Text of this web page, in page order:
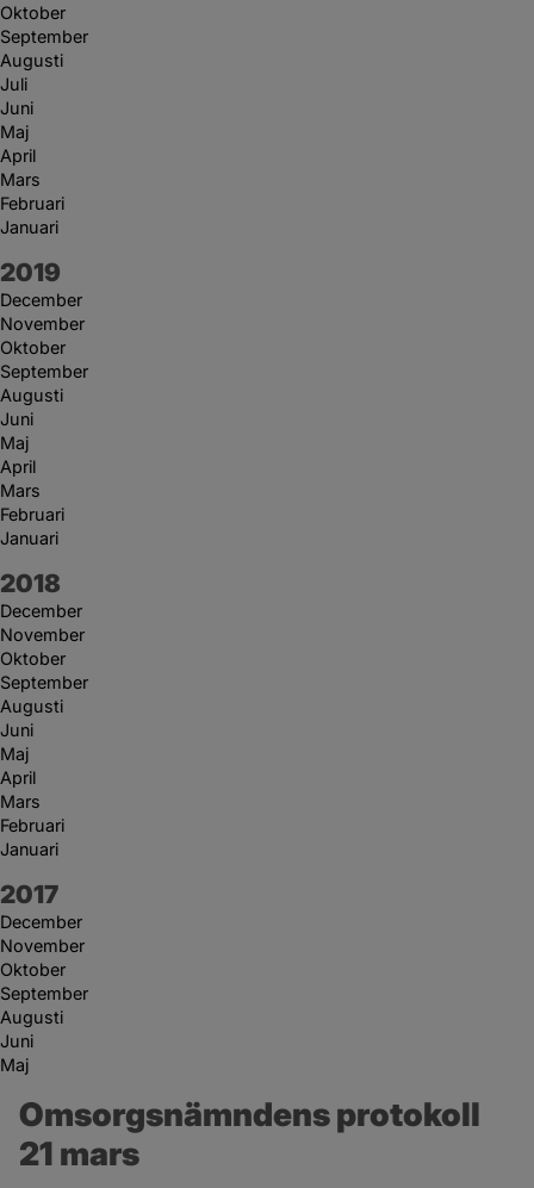
Oktober
September
Augusti
Juli
Juni
Maj
April
Mars
Februari
Januari
År:
2019
December
November
Oktober
September
Augusti
Juni
Maj
April
Mars
Februari
Januari
År:
2018
December
November
Oktober
September
Augusti
Juni
Maj
April
Mars
Februari
Januari
År:
2017
December
November
Oktober
September
Augusti
Juni
Maj
Omsorgsnämndens protokoll
21 mars